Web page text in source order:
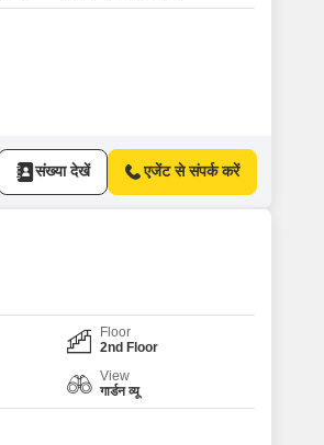
संख्या देखें एजेंट से संपर्क करें
Floor
2nd Floor
View
गार्डन व्यू